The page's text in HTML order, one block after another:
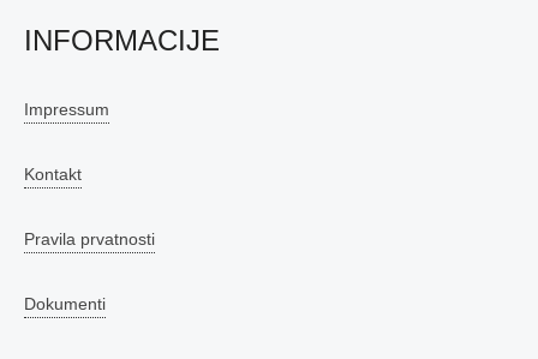
INFORMACIJE
Impressum
Kontakt
Pravila prvatnosti
Dokumenti